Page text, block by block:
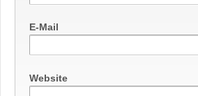
E-Mail
Website